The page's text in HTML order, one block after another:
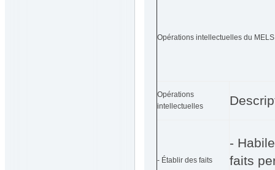
Opérations intellectuelles du MELS
Opérations
intellectuelles
- Établir des faits
-
faits